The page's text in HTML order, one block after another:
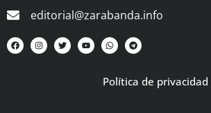
editorial@zarabanda.info
Política de privacidad